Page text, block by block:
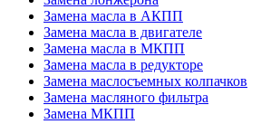
Замена масла в АКПП
Замена масла в двигателе
Замена масла в МКПП
Замена масла в редукторе
Замена маслосъемных колпачков
Замена масляного фильтра
Замена МКПП